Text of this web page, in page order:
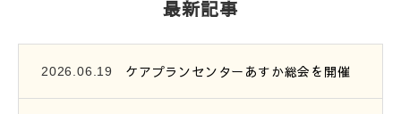
最新記事
2026.06.19 ケアプランセンターあすか総会を開催